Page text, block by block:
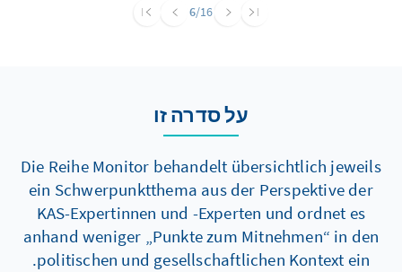
die gesellschaftliche Einheit herausgestellt.
6/16
על סדרה זו
Die Reihe Monitor behandelt übersichtlich jeweils
ein Schwerpunktthema aus der Perspektive der
KAS-Expertinnen und -Experten und ordnet es
anhand weniger „Punkte zum Mitnehmen“ in den
politischen und gesellschaftlichen Kontext ein.